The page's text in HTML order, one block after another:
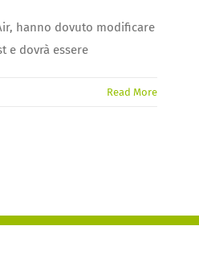
hanno dovuto modificare
e dovrà essere
Read More